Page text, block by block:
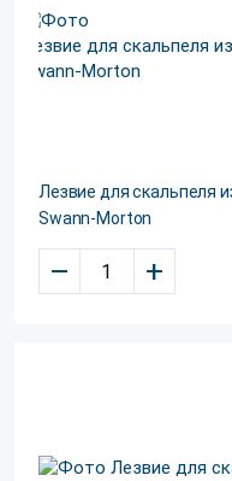
Лезвие для скальпеля
Swann-Morton
– +